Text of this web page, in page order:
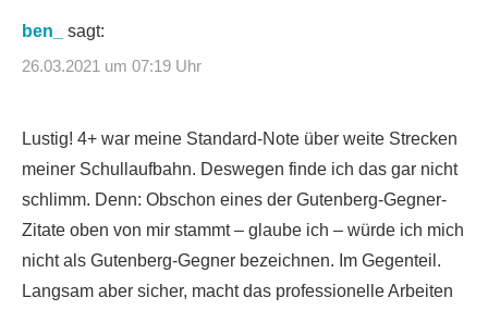
ben_
sagt:
26.03.2021 um 07:19 Uhr
Lustig! 4+ war meine Standard-Note über weite Strecken
meiner Schullaufbahn. Deswegen finde ich das gar nicht
schlimm. Denn: Obschon eines der Gutenberg-Gegner-
Zitate oben von mir stammt – glaube ich – würde ich mich
nicht als Gutenberg-Gegner bezeichnen. Im Gegenteil.
Langsam aber sicher, macht das professionelle Arbeiten